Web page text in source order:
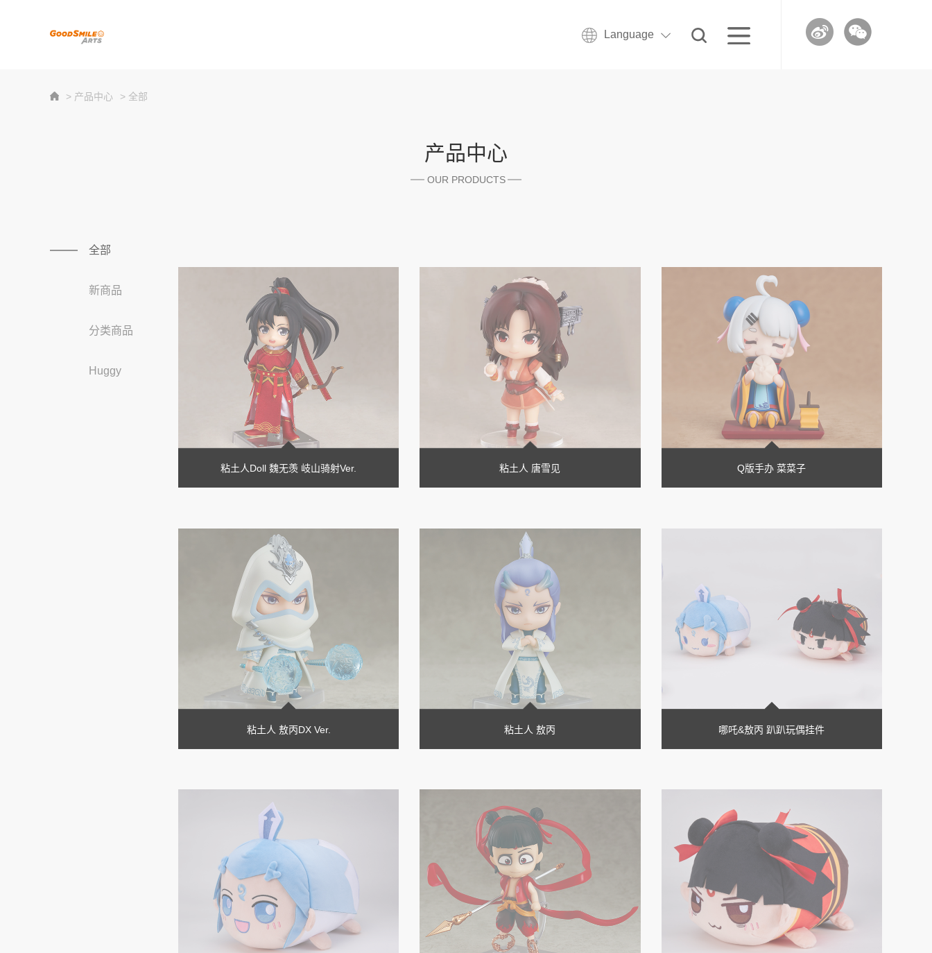
Language
> 产品中心 > 全部
产品中心
OUR PRODUCTS
全部
新商品
分类商品
Huggy
粘土人Doll 魏无羡 岐山骑射Ver. 粘土人 唐雪见 Q版手办 菜菜子
粘土人 敖丙DX Ver. 粘土人 敖丙 哪吒&敖丙 趴趴玩偶挂件